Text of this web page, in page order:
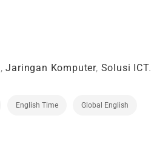
,Jaringan Komputer, Solusi ICT.
English Time Global English